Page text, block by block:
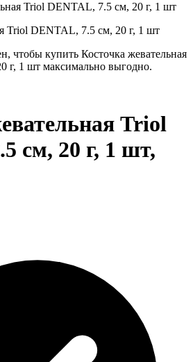
Triol DENTAL, 7.5 см, 20 г, 1 шт
чтобы купить Косточка жевательная
г, 1 шт максимально выгодно.
Triol
см, 20 г, 1 шт,